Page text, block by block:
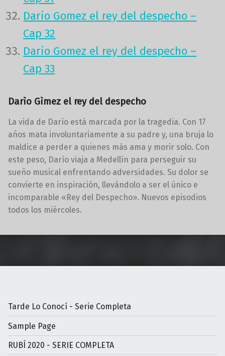
Dario Gomez el rey del despecho –
Cap 32
Dario Gomez el rey del despecho –
Cap 33
Darìo Gìmez el rey del despecho
La vida de Darío está marcada por la tragedia. Con 17
años mata involuntariamente a su padre y, una bruja lo
maldice a perder a quienes más ama y morir solo. Con
este peso, Darío viaja a Medellín para perseguir su
sueño musical enfrentando adversidades. Su dolor se
convierte en inspiración, llevándolo a ser el único e
incomparable «Rey del Despecho». Nuevos episodios
todos los miércoles.
Tarde Lo Conocí - Serie Completa
Sample Page
RUBÍ 2020 - SERIE COMPLETA